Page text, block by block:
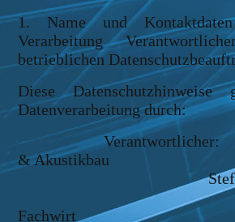
1. Name und
Verarbeitung
betrieblichen
Diese
Datenverarbeitung durch:
Verantwortlicher:
& Akustikbau
Stefan
Fachwirt